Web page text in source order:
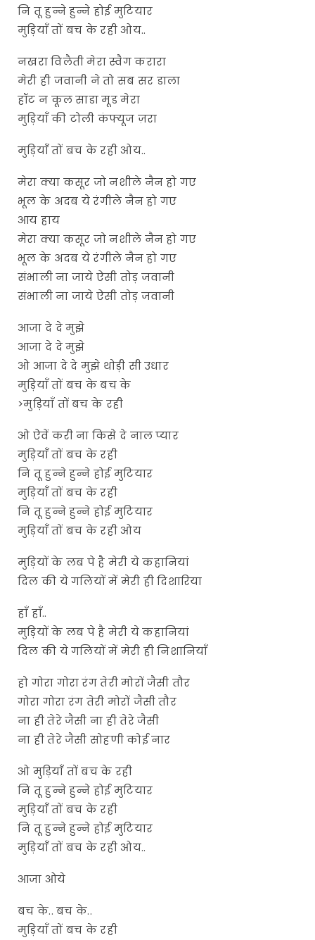
नि तू हुन्ने हुन्ने होई मुटियार
मुड़ियाँ तों बच के रही ओय..
नखरा विलैती मेरा स्वैग करारा
मेरी ही जवानी ने तो सब सर डाला
हॉट न कूल साडा मूड मेरा
मुड़ियाँ की टोली कंफ्यूज ज़रा
मुड़ियाँ तों बच के रही ओय..
मेरा क्या कसूर जो नशीले नैन हो गए
भूल के अदब ये रंगीले नैन हो गए
आय हाय
मेरा क्या कसूर जो नशीले नैन हो गए
भूल के अदब ये रंगीले नैन हो गए
संभाली ना जाये ऐसी तोड़ जवानी
संभाली ना जाये ऐसी तोड़ जवानी
आजा दे दे मुझे
आजा दे दे मुझे
ओ आजा दे दे मुझे थोड़ी सी उधार
मुड़ियाँ तों बच के बच के
>मुड़ियाँ तों बच के रही
ओ ऐवें करी ना किसे दे नाल प्यार
मुड़ियाँ तों बच के रही
नि तू हुन्ने हुन्ने होई मुटियार
मुड़ियाँ तों बच के रही
नि तू हुन्ने हुन्ने होई मुटियार
मुड़ियाँ तों बच के रही ओय
मुड़ियों के लब पे है मेरी ये कहानियां
दिल की ये गलियों में मेरी ही दिशारिया
हाँ हाँ..
मुड़ियों के लब पे है मेरी ये कहानियां
दिल की ये गलियों में मेरी ही निशानियाँ
हो गोरा गोरा रंग तेरी मोरों जैसी तौर
गोरा गोरा रंग तेरी मोरों जैसी तौर
ना ही तेरे जैसी ना ही तेरे जैसी
ना ही तेरे जैसी सोहणी कोई नार
ओ मुड़ियाँ तों बच के रही
नि तू हुन्ने हुन्ने होई मुटियार
मुड़ियाँ तों बच के रही
नि तू हुन्ने हुन्ने होई मुटियार
मुड़ियाँ तों बच के रही ओय..
आजा ओये
बच के.. बच के..
मुड़ियाँ तों बच के रही